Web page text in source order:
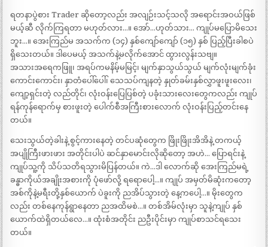
ရတနာပွဲစား Trader ဆိုတော့လည်း အလျဉ်းသင့်သလို အရောင်းအဝယ်ဖြစ်
မယ့်ဆီ လိုက်ကြရတာ မဟုတ်လား…။ အော်…ဟုတ်သား… ကျုပ်မပြောမိသေး
ဘူး…။ အေးကြည်မ အသက်က (၁၄) နှစ်ကျော်ကျော် (၁၅) နှစ် ပြည့်ပြီးခါစပဲ
ရှိသေးတယ်။ ဒါပေမယ့် အသက်နဲ့မလိုက်အောင် ထွားလွန်းသဗျ။
အသားအရေကဖြူ၊ အရပ်ကမနိမ့်မမြင့်၊ မျက်နှာသွယ်သွယ် မျက်လုံးမျက်ခုံး
ကောင်းကောင်း၊ နှာတံပေါ်ပေါ်၊ သေသပ်ကျနတဲ့ နှုတ်ခမ်းနှစ်လွှာဖူးဖူးလေး၊
ကျော့ရှင်းတဲ့ လည်တိုင်၊ လုံးဝန်းပြေပြစ်တဲ့ ပခုံးသားလေးတွေကလည်း ကျုပ်
ရန်ကုန်ရောက်မှ စားဖူးတဲ့ ပေါက်စီအကြီးစားလောက် လုံးဝန်းပြည့်တင်းနေ
တယ်။
သေးသွယ်တဲ့ခါးနဲ့ စွင့်ကားနေတဲ့ တင်ပဆုံတွေက ဖြိုးဖြိုးအိအိနဲ့ တကယ့်
အပျိုကြီးဖားဖား အတိုင်းပါပဲ ဆင်နှာမောင်းလိုဆိုတော့ အဟဲ… ပြောရင်းနဲ့
ကျုပ်သူ့ကို သိပ်သတိရသွားမိပြန်တယ်။ ကဲ…ဒါ လောက်ဆို အေးကြည်မရဲ့
ခန္ဓာကိုယ်အချိုးအစားကို ပုံဖော်လို့ ရရောပေါ့…။ ကျုပ် အမှတ်မိဆုံးကတော့
အစ်ကိုနဲ့မရီးတို့နှစ်ယောက် ပဲခူးကို ညအိပ်သွားတဲ့ နေ့ကပေါ့…။ မိုးတွေက
လည်း တစ်နေကုန်ရွာနေတာ ညအထိမစဲ…။ တစ်အိမ်လုံးမှာ သူနဲ့ကျုပ် နှစ်
ယောက်ထဲရှိတယ်လေ…။ ထုံးစံအတိုင်း ညဦးပိုင်းမှာ ကျုပ်စာသင်ရသေး
တယ်။